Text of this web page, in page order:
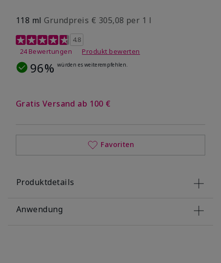
118 ml Grundpreis € 305,08 per 1 l
3,5 out of 5 Customer Rating
4.8
24 Bewertungen
Produkt bewerten
96% würden es weiterempfehlen.
Gratis Versand ab 100 €
Favoriten
Produktdetails
Anwendung